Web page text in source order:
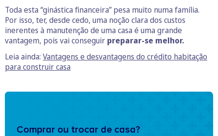
Toda esta “ginástica financeira” pesa muito numa família.
Por isso, ter, desde cedo, uma noção clara dos custos
inerentes à manutenção de uma casa é uma grande
vantagem, pois vai conseguir preparar-se melhor.
Leia ainda: Vantagens e desvantagens do crédito habitação
para construir casa
Comprar ou trocar de casa?